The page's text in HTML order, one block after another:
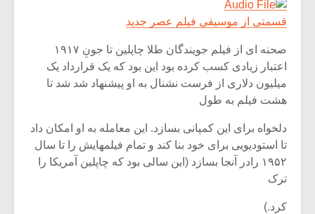
قسمتی از موسیقی فیلم عصر جدید
صحنه ای از فیلم جویندگان طلا چاپلین تا جونِ ۱۹۱۷
اعتبار زیادی کسب کرده بود این بود که یک قرارداد یک
میلیون دلاری از فرست نشنال به او پیشنهاد شد شد تا
هشت فیلم به طول
دلخواه برای این کمپانی بسازد. این معامله به او امکان داد
تا استودیویی برای خود بنا کند و تمام فیلمهایش را تا سال
۱۹۵۲ رادر آنجا بسازد (این سالی بود که چاپلین آمریکا را
ترک
کرد.)